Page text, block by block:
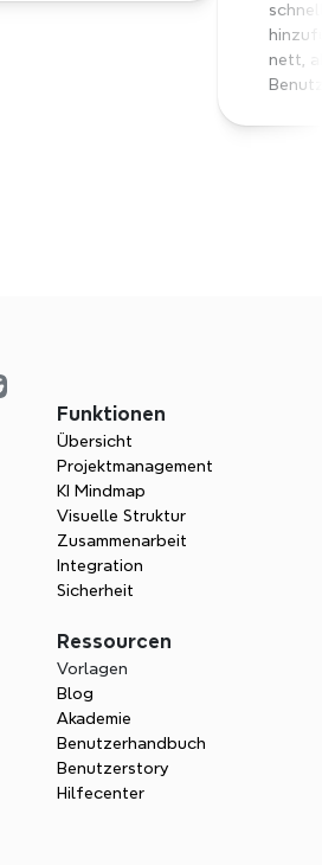
nett,
mit dem Mind
Mapping
Xmind kostenlos aus.
sofort, Kreativität zu
die Effizienz zu steigern.
starten
kontaktieren
Funktionen
Übersicht
Projektmanagement
KI Mindmap
Visuelle Struktur
Zusammenarbeit
Integration
Sicherheit
Ressourcen
Vorlagen
Blog
Akademie
Benutzerhandbuch
Benutzerstory
Hilfecenter